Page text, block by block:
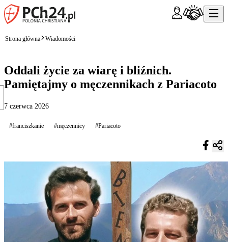
Strona główna Wiadomości
Oddali życie za wiarę i bliźnich.
Pamiętajmy o męczennikach z Pariacoto
7 czerwca 2026
#franciszkanie #męczennicy #Pariacoto